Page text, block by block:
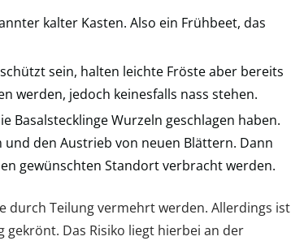
kalter Kasten. Also ein Frühbeet, das
sein, halten leichte Fröste aber bereits
werden, jedoch keinesfalls nass stehen.
Basalstecklinge Wurzeln geschlagen haben.
den Austrieb von neuen Blättern. Dann
gewünschten Standort verbracht werden.
durch Teilung vermehrt werden. Allerdings ist
Das Risiko liegt hierbei an der